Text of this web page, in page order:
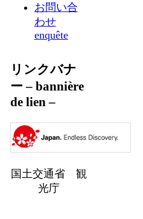
お問い合
わせ
enquête
リンクバナ
ー – bannière
de lien –
国土交通省 観
光庁